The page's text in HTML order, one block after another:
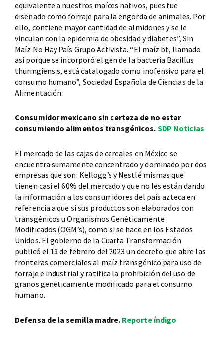
equivalente a nuestros maíces nativos, pues fue
diseñado como forraje para la engorda de animales. Por
ello, contiene mayor cantidad de almidones y se le
vinculan con la epidemia de obesidad y diabetes”, Sin
Maíz No Hay País Grupo Activista. “El maíz bt, llamado
así porque se incorporó el gen de la bacteria Bacillus
thuringiensis, está catalogado como inofensivo para el
consumo humano”, Sociedad Española de Ciencias de la
Alimentación.
Consumidor mexicano sin certeza de no estar
consumiendo alimentos transgénicos. SDP Noticias
El mercado de las cajas de cereales en México se
encuentra sumamente concentrado y dominado por dos
empresas que son: Kellogg’s y Nestlé mismas que
tienen casi el 60% del mercado y que no les están dando
la información a los consumidores del país azteca en
referencia a que si sus productos son elaborados con
transgénicos u Organismos Genéticamente
Modificados (OGM’s), como si se hace en los Estados
Unidos. El gobierno de la Cuarta Transformación
publicó el 13 de febrero del 2023 un decreto que abre las
fronteras comerciales al maíz transgénico para uso de
forraje e industrial y ratifica la prohibición del uso de
granos genéticamente modificado para el consumo
humano.
Defensa de la semilla madre. Reporte índigo